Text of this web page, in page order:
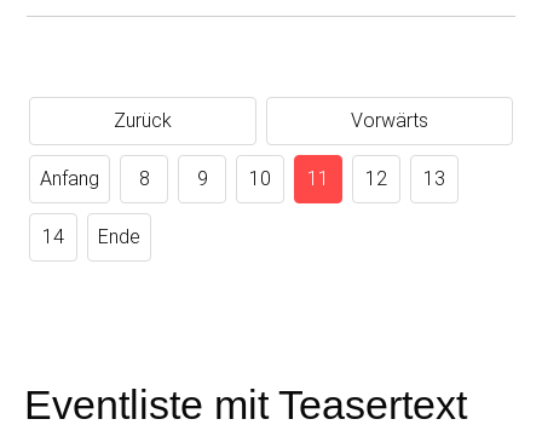
Zurück Vorwärts
Anfang 8 9 10 11 12 13
14 Ende
Eventliste mit Teasertext